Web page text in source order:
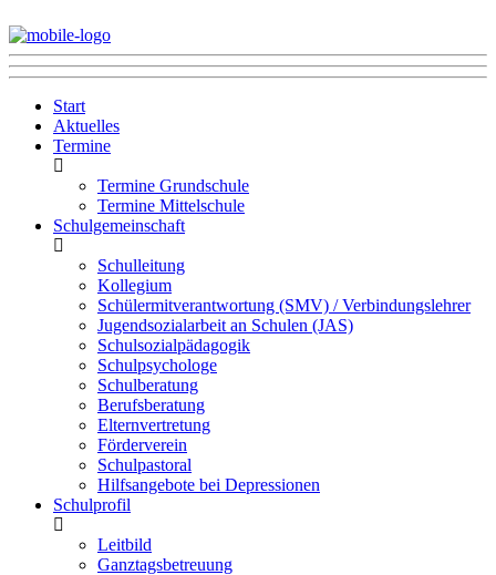
Start
Aktuelles
Termine
Termine Grundschule
Termine Mittelschule
Schulgemeinschaft
Schulleitung
Kollegium
Schülermitverantwortung (SMV) / Verbindungslehrer
Jugendsozialarbeit an Schulen (JAS)
Schulsozialpädagogik
Schulpsychologe
Schulberatung
Berufsberatung
Elternvertretung
Förderverein
Schulpastoral
Hilfsangebote bei Depressionen
Schulprofil
Leitbild
Ganztagsbetreuung